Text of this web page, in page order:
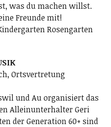
was du machen willst.
Freunde mit!
Rosengarten
Ortsvertretung
und Au organisiert das
Alleinunterhalter Geri
der Generation 60+ sind